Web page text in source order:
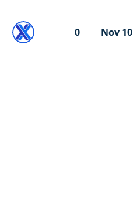
0 Nov 10